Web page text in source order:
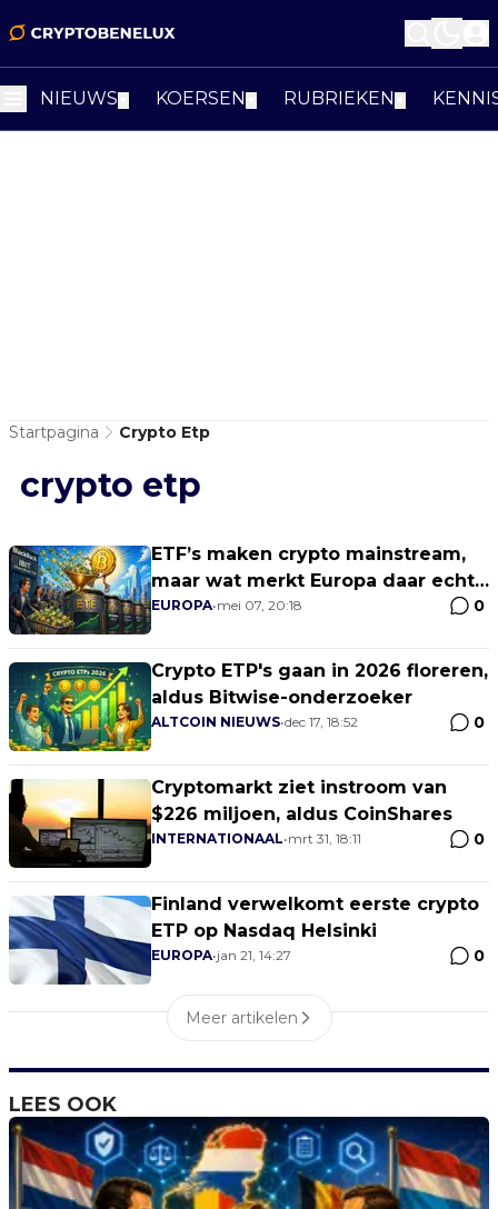
NIEUWS KOERSEN RUBRIEKEN
Startpagina Crypto Etp
crypto etp
ETF’s maken crypto mainstream,
maar wat merkt Europa daar echt
van?
EUROPA•mei 07, 20:18 0
Crypto ETP's gaan in 2026 floreren,
aldus Bitwise-onderzoeker
ALTCOIN NIEUWS•dec 17, 18:52 0
Cryptomarkt ziet instroom van
$226 miljoen, aldus CoinShares
INTERNATIONAAL•mrt 31, 18:11 0
Finland verwelkomt eerste crypto
ETP op Nasdaq Helsinki
EUROPA•jan 21, 14:27 0
Meer artikelen
LEES OOK